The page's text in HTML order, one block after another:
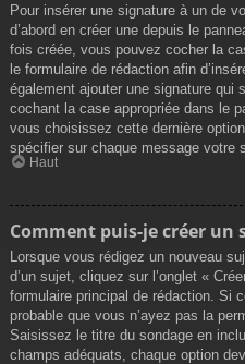
Pour insérer une signature à un de
d’abord en créer une depuis le
fois créée, vous pouvez cocher la
le formulaire de rédaction afin
également ajouter une signature qui
cochant la case appropriée dans le
vous choisissez cette dernière
spécifier sur chaque message votre
Haut
Comment puis-je créer un
Lorsque vous rédigez un nouveau
d’un sujet, cliquez sur l’onglet «
formulaire principal de rédaction. Si
probable que vous n’ayez pas la
Saisissez le titre du sondage en
champs adéquats, chaque option